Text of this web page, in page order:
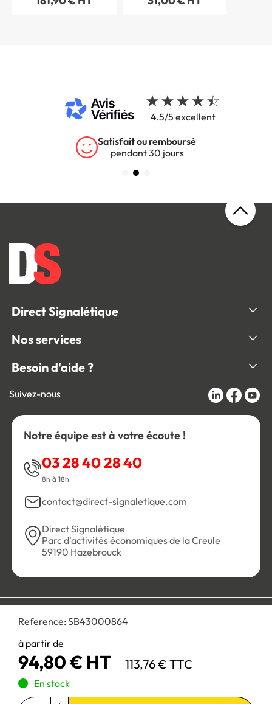
Reference: SB43000864
à partir de
94,80 € HT 113,76 € TTC
En stock
4.5/5 excellent
Satisfait ou remboursé
pendant 30 jours
Direct Signalétique
Nos services
Besoin d'aide ?
Suivez-nous
Notre équipe est à votre écoute !
03 28 40 28 40
8h à 18h
contact@direct-signaletique.com
Direct Signalétique
Parc d'activités économiques de la Creule
59190 Hazebrouck
Personnaliser les cookies
Paiement 100% sécurisé :